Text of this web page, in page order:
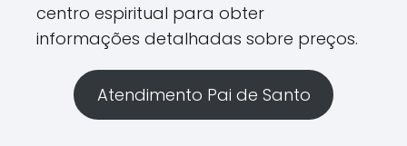
centro espiritual para obter
informações detalhadas sobre preços.
Atendimento Pai de Santo